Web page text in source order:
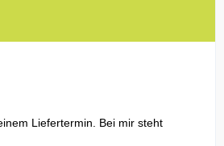
Liefertermin. Bei mir steht